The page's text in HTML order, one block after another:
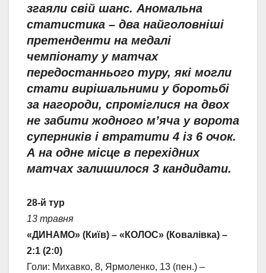
згаяли свій шанс. Аномальна
статистика – два найголовніші
претенденти на медалі
чемпіонату у матчах
передостаннього туру, які могли
стати вирішальними у боротьбі
за нагороди, спроміглися на двох
не забити жодного м’яча у ворота
суперників і втратити 4 із 6 очок.
А на одне місце в перехідних
матчах залишилося 3 кандидати.
28-й тур
13 травня
«ДИНАМО» (Київ) – «КОЛОС» (Ковалівка) –
2:1 (2:0)
Голи: Михавко, 8, Ярмоленко, 13 (пен.) –